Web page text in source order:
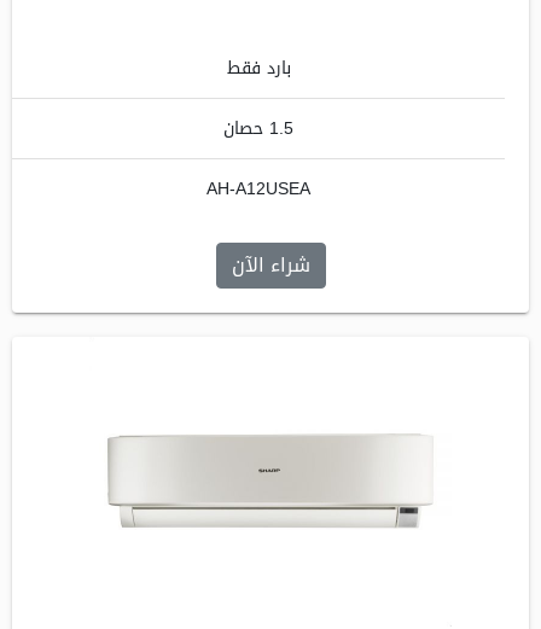
بارد فقط
1.5 حصان
AH-A12USEA
شراء الآن